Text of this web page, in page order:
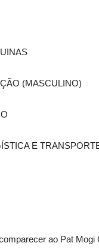
(MASCULINO)
E
ao Pat